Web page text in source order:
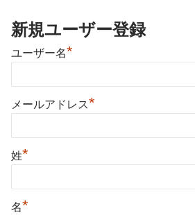
新規ユーザー登録
ユーザー名*
メールアドレス*
姓*
名*